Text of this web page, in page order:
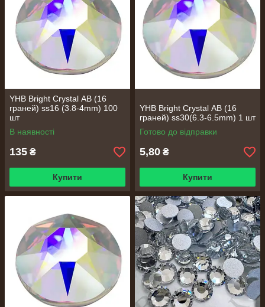
YHB Bright Crystal АВ (16
граней) ss16 (3.8-4mm) 100
шт
В наявності
135 ₴
Купити
YHB Bright Crystal АВ (16
граней) ss30(6.3-6.5mm) 1 шт
Готово до відправки
5,80 ₴
Купити